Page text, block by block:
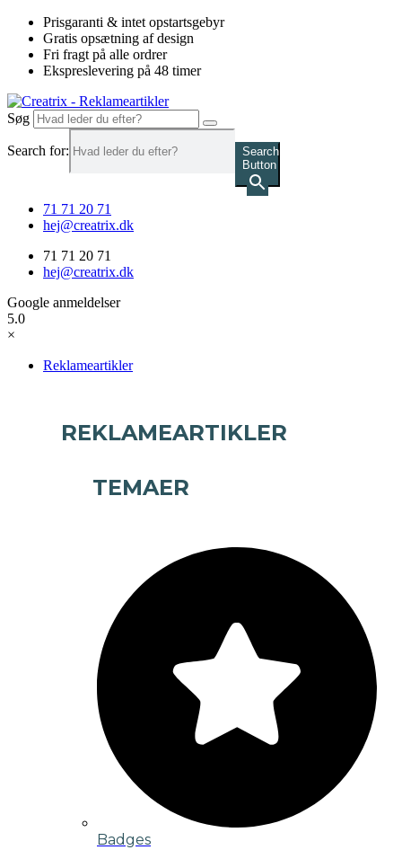
Videre
indhold
Prisgaranti & intet opstartsgebyr
Gratis opsætning af design
Fri fragt på alle ordrer
Ekspreslevering på 48 timer
Søg
Search for:
Search
Button
71 71 20 71
hej@creatrix.dk
71 71 20 71
hej@creatrix.dk
Google anmeldelser
5.0
×
Reklameartikler
REKLAMEARTIKLER
TEMAER
Badges